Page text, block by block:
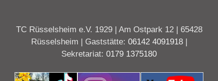
TC Rüsselsheim e.V. 1929 | Am Ostpark 12 | 65428
Rüsselsheim | Gaststätte: 06142 4091918|
Sekretariat: 0179 1375180